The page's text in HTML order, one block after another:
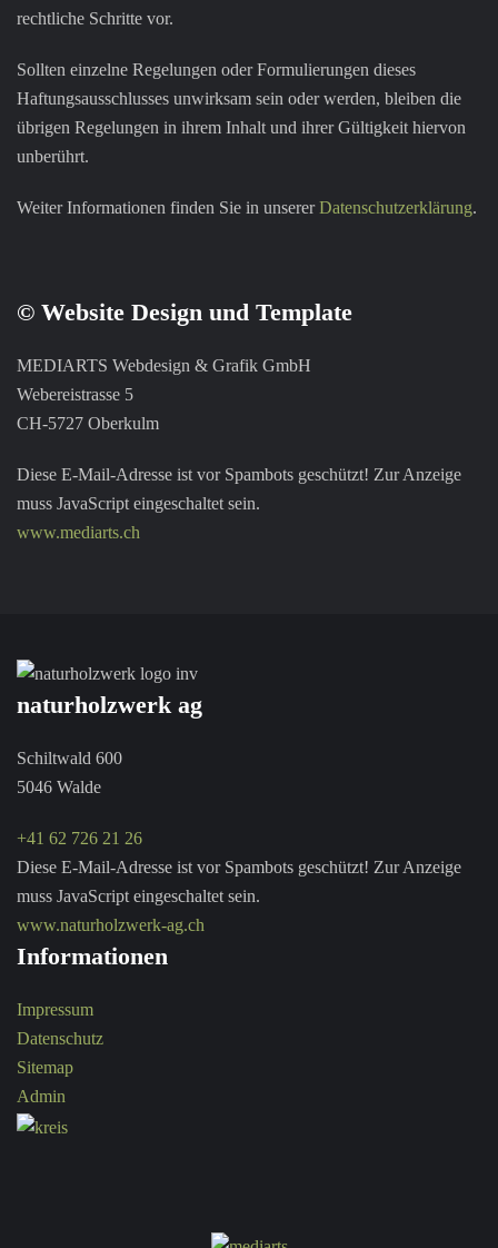
rechtliche Schritte vor.
Sollten einzelne Regelungen oder Formulierungen dieses
Haftungsausschlusses unwirksam sein oder werden, bleiben die
übrigen Regelungen in ihrem Inhalt und ihrer Gültigkeit hiervon
unberührt.
Weiter Informationen finden Sie in unsererDatenschutzerklärung.
© Website Design und Template
MEDIARTS Webdesign & Grafik GmbH
Webereistrasse 5
CH-5727 Oberkulm
Diese E-Mail-Adresse ist vor Spambots geschützt! Zur Anzeige
muss JavaScript eingeschaltet sein.
www.mediarts.ch
naturholzwerk ag
Schiltwald 600
5046 Walde
+41 62 726 21 26
Diese E-Mail-Adresse ist vor Spambots geschützt! Zur Anzeige
muss JavaScript eingeschaltet sein.
www.naturholzwerk-ag.ch
Informationen
Impressum
Datenschutz
Sitemap
Admin